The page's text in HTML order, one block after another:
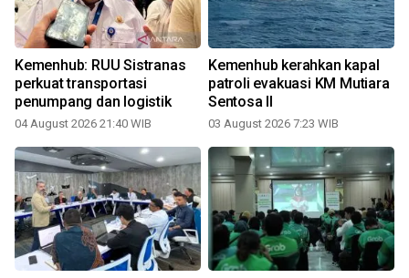
Kemenhub: RUU Sistranas
perkuat transportasi
penumpang dan logistik
04 August 2026 21:40 WIB
Kemenhub kerahkan kapal
patroli evakuasi KM Mutiara
Sentosa II
03 August 2026 7:23 WIB